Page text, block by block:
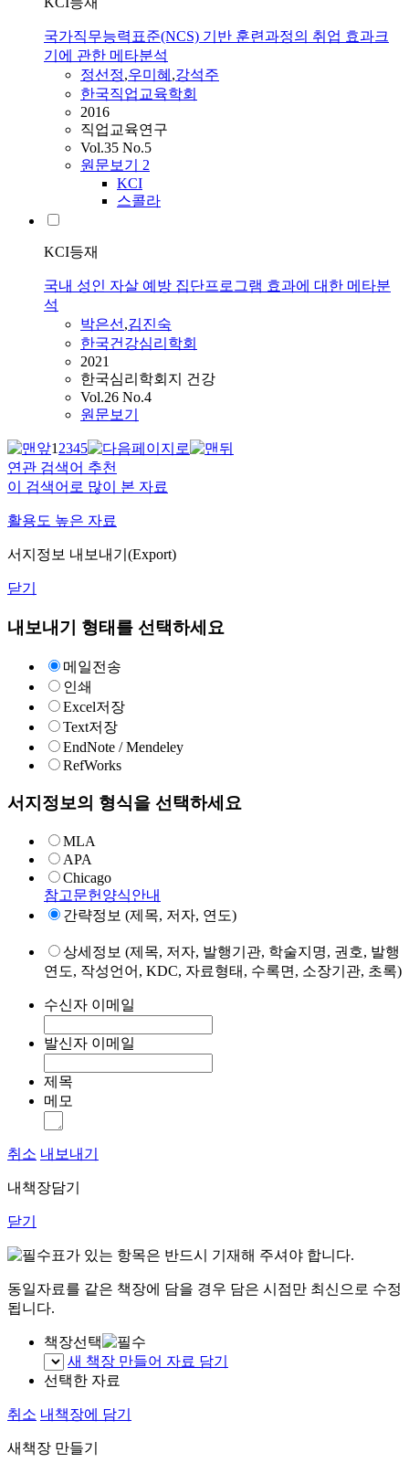
국가직무능력표준(NCS) 기반 훈련과정의 취업 효과크
기에 관한 메타분석
정선정,우미혜 ,강석주
한국직업교육학회
2016
직업교육연구
Vol.35 No.5
원문보기 2
KCI
스콜라
KCI등재
국내 성인 자살 예방 집단프로그램 효과에 대한 메타분
석
박은선,김진숙
한국건강심리학회
2021
한국심리학회지 건강
Vol.26 No.4
원문보기
12345
연관 검색어 추천
이 검색어로 많이 본 자료
활용도 높은 자료
서지정보 내보내기(Export)
닫기
내보내기 형태를 선택하세요
메일전송
인쇄
Excel저장
Text저장
EndNote / Mendeley
RefWorks
서지정보의 형식을 선택하세요
MLA
APA
Chicago
참고문헌양식안내
간략정보 (제목, 저자, 연도)
상세정보 (제목, 저자, 발행기관, 학술지명, 권호, 발행
연도, 작성언어, KDC, 자료형태, 수록면, 소장기관, 초록)
수신자 이메일
발신자 이메일
제목
메모
취소 내보내기
내책장담기
닫기
표가 있는 항목은 반드시 기재해 주셔야 합니다.
동일자료를 같은 책장에 담을 경우 담은 시점만 최신으로 수정
됩니다.
책장선택
새 책장 만들어 자료 담기
선택한 자료
취소 내책장에 담기
새책장 만들기